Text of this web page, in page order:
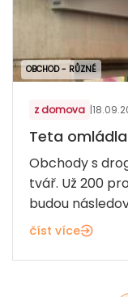
OBCHOD - RŮZNÉ
z domova |
Teta omládla
Obchody s
tvář. Už 200
budou
číst více